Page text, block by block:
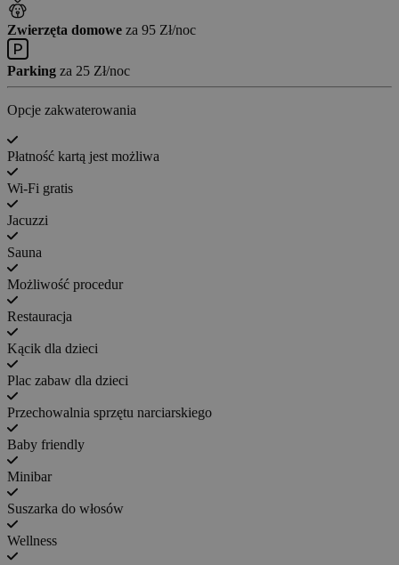
Zwierzęta domowe za 95 Zł/noc
Parking za 25 Zł/noc
Opcje zakwaterowania
Płatność kartą jest możliwa
Wi-Fi gratis
Jacuzzi
Sauna
Możliwość procedur
Restauracja
Kącik dla dzieci
Plac zabaw dla dzieci
Przechowalnia sprzętu narciarskiego
Baby friendly
Minibar
Suszarka do włosów
Wellness